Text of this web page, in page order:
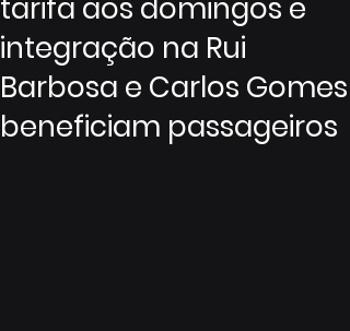
tarifa aos domingos e
integração na Rui
Barbosa e Carlos Gomes
beneficiam passageiros